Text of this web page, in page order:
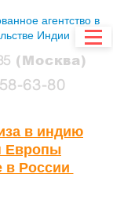
(Москва)
агентство в
Индии
63-80
в индию
Европы
России